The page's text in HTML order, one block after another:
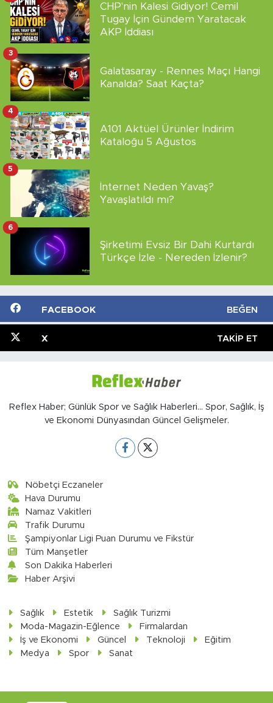
CHP'nin Kalesi Gidiyor! Cemil
Tugay İçin Gündem Yaratacak
AKP İddiası
Galatasaray - Rennes Maçı Hangi
Kanalda? Saat Kaçta?
3
A101 Aktüel Ürünler İndirim
Kataloğu 5 Ağustos
4
İnternet Neden Yavaş?
Yavaşlatıldı mı?
5
Şirketimi Evsiz Bir Dahi Kurtardı
Türkçe İzle - Nereden İzlenir?
6
FACEBOOK BEĞEN
X TAKIP ET
Reflex Haber; Günlük Spor ve Sağlık Haberleri... Spor, Sağlık, İş
ve Ekonomi Dünyasından Güncel Gelişmeler.
Nöbetçi Eczaneler
Hava Durumu
Namaz Vakitleri
Trafik Durumu
Şampiyonlar Ligi Puan Durumu ve Fikstür
Tüm Manşetler
Son Dakika Haberleri
Haber Arşivi
Sağlık Estetik
Sağlık Turizmi
Moda-Magazin-Eğlence
Firmalardan
İş ve Ekonomi
Güncel Teknoloji
Eğitim
Medya
Spor Sanat